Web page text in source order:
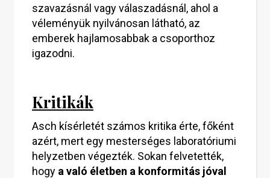
szavazásnál vagy válaszadásnál, ahol a
véleményük nyilvánosan látható, az
emberek hajlamosabbak a csoporthoz
igazodni.
Kritikák
Asch kísérletét számos kritika érte, főként
azért, mert egy mesterséges laboratóriumi
helyzetben végezték. Sokan felvetették,
hogy a való életben a konformitás jóval